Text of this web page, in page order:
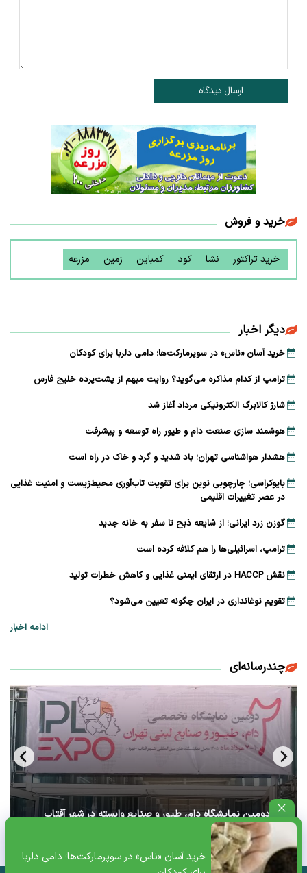
خرید آسان «ناس» در سوپرمارکت‌ها؛ دامی دلربا
ارسال دیدگاه
خرید و فروش
خرید تراکتور نشا کود کمباین زمین مزرعه
دیگر اخبار
خرید آسان «ناس» در سوپرمارکت‌ها؛ دامی دلربا برای کودکان
ترامپ از کدام مذاکره می‌گوید؟ روایت مبهم از پشت‌پرده خلیج فارس
شارژ کالابرگ الکترونیکی مرداد آغاز شد
هوشمند سازی صنعت دام و طیور راه توسعه و پیشرفت
هشدار هواشناسی تهران؛ باد شدید و گرد و خاک در راه است
بایوکراسی؛ چارچوبی نوین برای تقویت تاب‌آوری محیط‌زیست و امنیت غذایی
در عصر تغییرات اقلیمی
گوزن زرد ایرانی؛ از شایعه ذبح تا سفر به خانه جدید
ترامپ، اسرائیلی‌ها را هم کلافه کرده است
نقش HACCP در ارتقای ایمنی غذایی و کاهش خطرات تولید
تقویم نوغانداری در ایران چگونه تعیین می‌شود؟
ادامه اخبار
چندرسانه‌ای
آغاز دومین نمایشگاه دام، طیور و صنایع وابسته در شهر آفتاب
تهران+ ویدئو